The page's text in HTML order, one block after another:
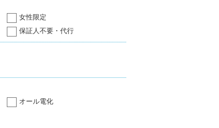
女性限定
保証人不要・代行
オール電化